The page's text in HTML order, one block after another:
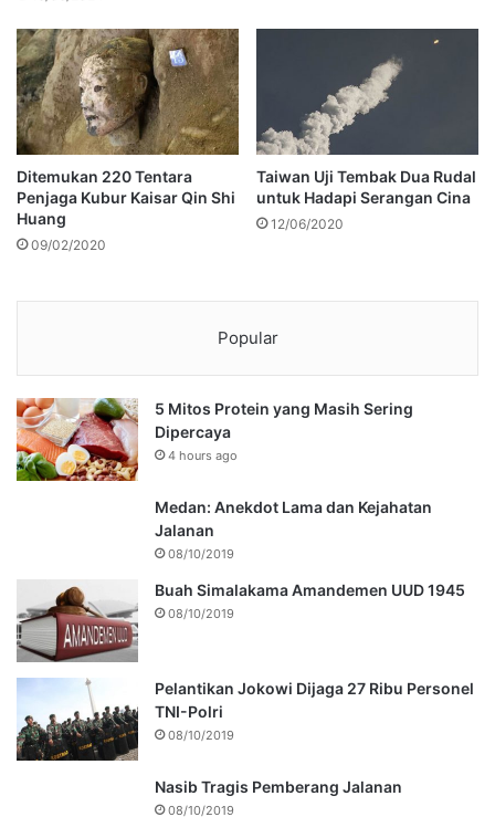
Ditemukan 220 Tentara
Penjaga Kubur Kaisar Qin Shi
Huang
09/02/2020
Taiwan Uji Tembak Dua Rudal
untuk Hadapi Serangan Cina
12/06/2020
Popular
5 Mitos Protein yang Masih Sering
Dipercaya
4 hours ago
Medan: Anekdot Lama dan Kejahatan
Jalanan
08/10/2019
Buah Simalakama Amandemen UUD 1945
08/10/2019
Pelantikan Jokowi Dijaga 27 Ribu Personel
TNI-Polri
08/10/2019
Nasib Tragis Pemberang Jalanan
08/10/2019